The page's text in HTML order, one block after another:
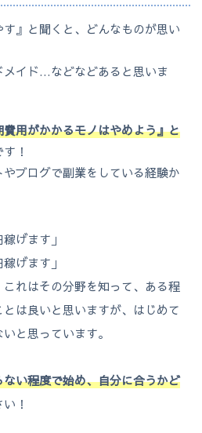
』と聞くと、どんなものが思い
イド…などなどあると思いま
費用がかかるモノはやめよう』と
す！
ブログで副業をしている経験か
げます」
げます」
れはその分野を知って、ある程
は良いと思いますが、はじめて
と思っています。
い程度で始め、自分に合うかど
！